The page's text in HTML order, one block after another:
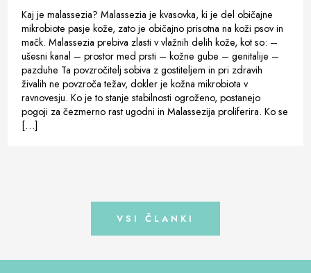
Kaj je malassezia? Malassezia je kvasovka, ki je del običajne
mikrobiote pasje kože, zato je običajno prisotna na koži psov in
mačk. Malassezia prebiva zlasti v vlažnih delih kože, kot so: –
ušesni kanal – prostor med prsti – kožne gube – genitalije –
pazduhe Ta povzročitelj sobiva z gostiteljem in pri zdravih
živalih ne povzroča težav, dokler je kožna mikrobiota v
ravnovesju. Ko je to stanje stabilnosti ogroženo, postanejo
pogoji za čezmerno rast ugodni in Malassezija proliferira. Ko se
[…]
VSI ČLANKI